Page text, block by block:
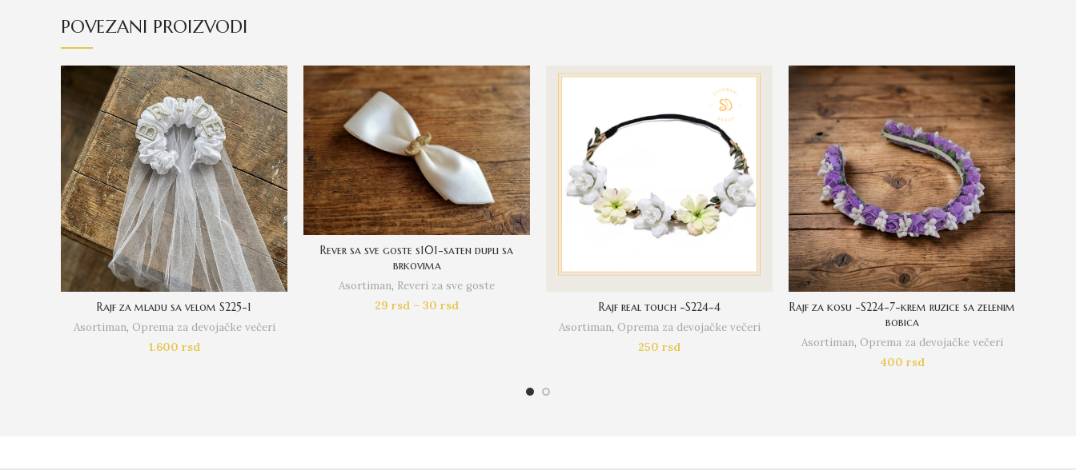
POVEZANI PROIZVODI
Rajf za mladu sa velom S225-1
Asortiman, Oprema za devojačke večeri
1.600 rsd
Rever sa sve goste s101-saten dupli sa
brkovima
Asortiman, Reveri za sve goste
29 rsd – 30 rsd Rajf real touch -S224-4
Asortiman, Oprema za devojačke večeri
250 rsd
Rajf za kosu -S224-7-krem ruzice sa zelenim
bobica
Asortiman, Oprema za devojačke večeri
400 rsd